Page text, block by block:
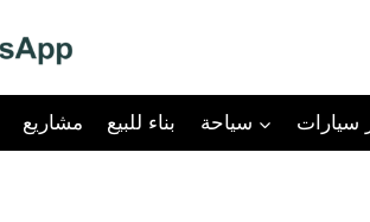
مشاريع بناء للبيع سياحة سيارات